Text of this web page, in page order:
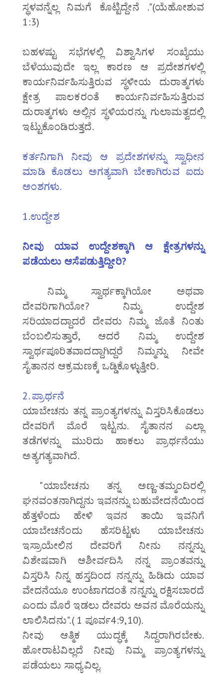
ಸ್ಥಳವನ್ನೆಲ್ಲ ನಿಮಗೆ ಕೊಟ್ಟಿದ್ದೇನೆ ."(ಯೆಹೋಶುವ
1:3)
ಬಹಳಷ್ಟು ಸಭೆಗಳಲ್ಲಿ ವಿಶ್ವಾಸಿಗಳ ಸಂಖ್ಯೆಯು
ಬೆಳೆಯುವುದೇ ಇಲ್ಲ ಕಾರಣ ಆ ಪ್ರದೇಶಗಳಲ್ಲಿ
ಕಾರ್ಯನಿರ್ವಹಿಸುತ್ತಿರುವ ಸ್ಥಳೀಯ ದುರಾತ್ಮಗಳು
ಕ್ಷೇತ್ರ ಪಾಲಕರಂತೆ ಕಾರ್ಯನಿರ್ವಹಿಸುತ್ತಿರುವ
ದುರಾತ್ಮಗಳು ಅಲ್ಲಿನ ಸ್ಥಳಿಯರನ್ನು ಗುಲಾಮತ್ವದಲ್ಲಿ
ಇಟ್ಟುಕೊಂಡಿರುತ್ತದೆ.
ಕರ್ತನಿಗಾಗಿ ನೀವು ಆ ಪ್ರದೇಶಗಳನ್ನು ಸ್ವಾಧೀನ
ಮಾಡಿ ಕೊಡಲು ಅಗತ್ಯವಾಗಿ ಬೇಕಾಗಿರುವ ಐದು
ಅಂಶಗಳು.
1.ಉದ್ದೇಶ
ನೀವು ಯಾವ ಉದ್ದೇಶಕ್ಕಾಗಿ ಆ ಕ್ಷೇತ್ರಗಳನ್ನು
ಪಡೆಯಲು ಆಸೆಪಡುತ್ತಿದ್ದೀರಿ?
ನಿಮ್ಮ ಸ್ವಾರ್ಥಕ್ಕಾಗಿಯೋ ಅಥವಾ
ದೇವರಿಗಾಗಿಯೋ? ನಿಮ್ಮ ಉದ್ದೇಶ
ಸರಿಯಾದದ್ದಾದರೆ ದೇವರು ನಿಮ್ಮ ಜೊತೆ ನಿಂತು
ಬೆಂಬಲಿಸುತ್ತಾರೆ, ಆದರೆ ನಿಮ್ಮ ಉದ್ದೇಶ
ಸ್ವಾರ್ಥಪೂರಿತವಾದದ್ದಾಗಿದ್ದರೆ ನಿಮ್ಮನ್ನು ನೀವೇ
ಸೈತಾನನ ಆಕ್ರಮಣಕ್ಕೆ ಒಡ್ಡಿಕೊಳ್ಳುತ್ತೀರಿ.
2. ಪ್ರಾರ್ಥನೆ
ಯಾಬೇಚನು ತನ್ನ ಪ್ರಾಂತ್ಯಗಳನ್ನು ವಿಸ್ತರಿಸಿಕೊಡಲು
ದೇವರಿಗೆ ಮೊರೆ ಇಟ್ಟನು. ಸೈತಾನನ ಎಲ್ಲಾ
ತಡೆಗಳನ್ನು ಮುರಿದು ಹಾಕಲು ಪ್ರಾರ್ಥನೆಯು
ಅತ್ಯಗತ್ಯವಾಗಿದೆ.
"ಯಾಬೇಚನು ತನ್ನ ಅಣ್ಣ-ತಮ್ಮಂದಿರಲ್ಲಿ
ಘನವಂತನಾಗಿದ್ದನು ಇವನನ್ನು ಬಹುವೇದನೆಯಿಂದ
ಹೆತ್ತಳೆಂದು ಹೇಳಿ ಇವನ ತಾಯಿ ಇವನಿಗೆ
ಯಾಬೇಚನೆಂದು ಹೆಸರಿಟ್ಟಳು ಯಾಬೇಚನು
ಇಸ್ರಾಯೇಲಿನ ದೇವರಿಗೆ ನೀನು ನನ್ನನ್ನು
ವಿಶೇಷವಾಗಿ ಆಶೀರ್ವದಿಸಿ ನನ್ನ ಪ್ರಾಂತವನ್ನು
ವಿಸ್ತರಿಸಿ ನಿನ್ನ ಹಸ್ತದಿಂದ ನನ್ನನ್ನು ಹಿಡಿದು ಯಾವ
ವೇದನೆಯೂ ಉಂಟಾಗದಂತೆ ನನ್ನನ್ನು ರಕ್ಷಿಸಬಾರದೆ
ಎಂದು ಮೊರೆ ಇಡಲು ದೇವರು ಅವನ ಮೊರೆಯನ್ನು
ಲಾಲಿಸಿದನು".( 1 ಪೂರ್ವ4:9,10).
ನೀವು ಆತ್ಮಿಕ ಯುದ್ಧಕ್ಕೆ ಸಿದ್ದರಾಗಿರಬೇಕು.
ಹೋರಾಟವಿಲ್ಲದೆ ನೀವು ನಿಮ್ಮ ಪ್ರಾಂತ್ಯಗಳನ್ನು
ಪಡೆಯಲು ಸಾಧ್ಯವಿಲ್ಲ.